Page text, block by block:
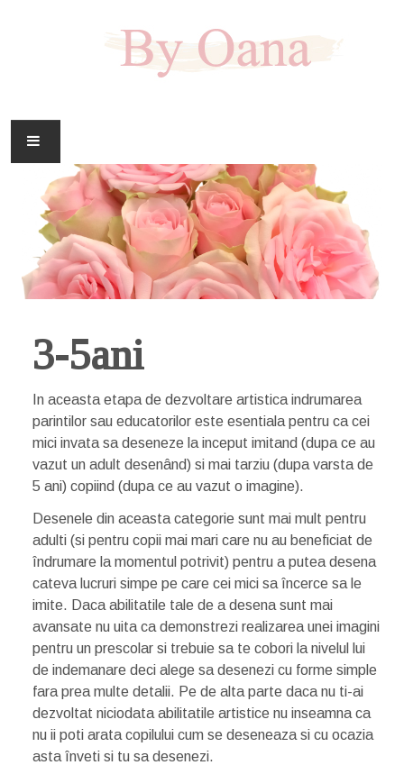
FAMILIE
CASA
HOBBY
3-5ani
In aceasta etapa de dezvoltare artistica indrumarea
parintilor sau educatorilor este esentiala pentru ca cei
mici invata sa deseneze la inceput imitand (dupa ce au
vazut un adult desenând) si mai tarziu (dupa varsta de
5 ani) copiind (dupa ce au vazut o imagine).
Desenele din aceasta categorie sunt mai mult pentru
adulti (si pentru copii mai mari care nu au beneficiat de
îndrumare la momentul potrivit) pentru a putea desena
cateva lucruri simpe pe care cei mici sa încerce sa le
imite. Daca abilitatile tale de a desena sunt mai
avansate nu uita ca demonstrezi realizarea unei imagini
pentru un prescolar si trebuie sa te cobori la nivelul lui
de indemanare deci alege sa desenezi cu forme simple
fara prea multe detalii. Pe de alta parte daca nu ti-ai
dezvoltat niciodata abilitatile artistice nu inseamna ca
nu ii poti arata copilului cum se deseneaza si cu ocazia
asta înveti si tu sa desenezi.